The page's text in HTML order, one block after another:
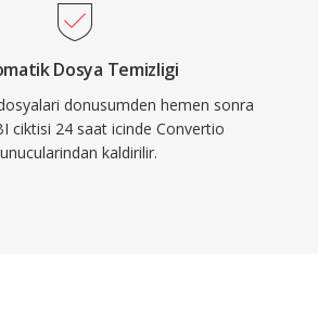
Dosya Temizligi
donusumden hemen sonra
ciktisi 24 saat icinde Convertio
kaldirilir.